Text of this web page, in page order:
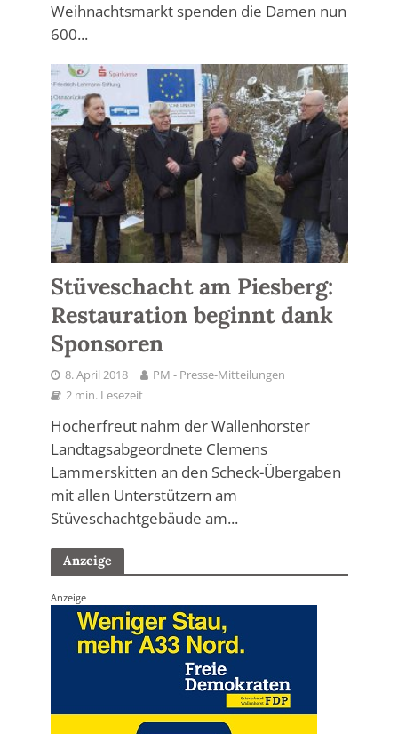
Weihnachtsmarkt spenden die Damen nun
600...
Stüveschacht am Piesberg:
Restauration beginnt dank
Sponsoren
8. April 2018
PM - Presse-Mitteilungen
2 min. Lesezeit
Hocherfreut nahm der Wallenhorster
Landtagsabgeordnete Clemens
Lammerskitten an den Scheck-Übergaben
mit allen Unterstützern am
Stüveschachtgebäude am...
Anzeige
Anzeige